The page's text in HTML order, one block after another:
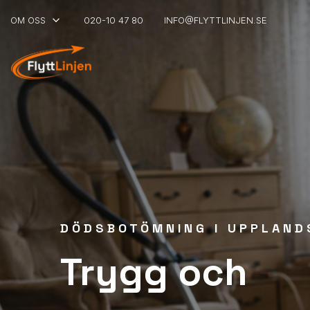
OM OSS keyboard_arrow_down 020-10 47 80 INFO@FLYTTLINJEN.SE
DÖDSBOTÖMNING I
Trygg och